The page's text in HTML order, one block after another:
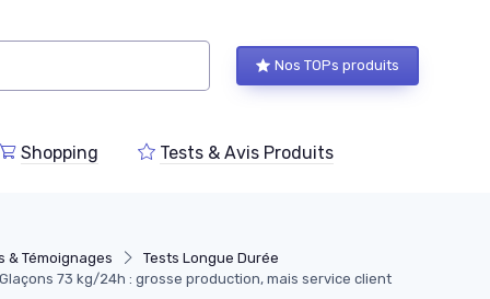
Nos TOPs produits
Shopping Tests & Avis Produits
& Témoignages
Tests Longue Durée
73 kg/24h : grosse production, mais service client